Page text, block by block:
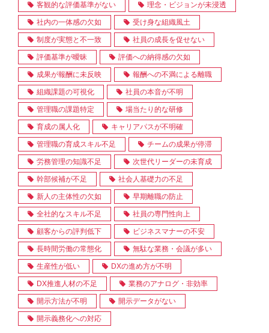
客観的な評価基準がない 理念・ビジョンが未浸透
社内の一体感の欠如 受け身な組織風土
制度が実態と不一致 社員の成長を促せない
評価基準が曖昧 評価への納得感の欠如
成果が報酬に未反映 報酬への不満による離職
組織課題の可視化 社員の本音が不明
管理職の課題特定 場当たり的な研修
育成の属人化 キャリアパスが不明確
管理職の育成スキル不足 チームの成果が停滞
労務管理の知識不足 次世代リーダーの未育成
幹部候補が不足 社会人基礎力の不足
新人の主体性の欠如 早期離職の防止
全社的なスキル不足 社員の専門性向上
顧客からの評判低下 ビジネスマナーの不安
長時間労働の常態化 無駄な業務・会議が多い
生産性が低い DXの進め方が不明
DX推進人材の不足 業務のアナログ・非効率
開示方法が不明 開示データがない
開示義務化への対応